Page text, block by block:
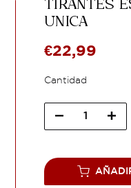
TIRANTES
UNICA
€22,99
Cantidad